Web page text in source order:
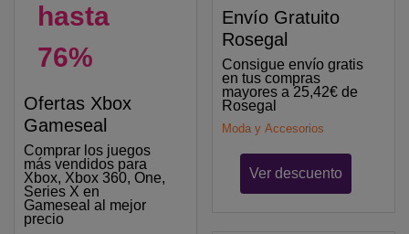
hasta
76%
Ofertas Xbox
Gameseal
Comprar los juegos
más vendidos para
Xbox, Xbox 360, One,
Series X en
Gameseal al mejor
precio
Envío Gratuito
Rosegal
Consigue envío gratis
en tus compras
mayores a 25,42€ de
Rosegal
Moda y Accesorios
Ver descuento